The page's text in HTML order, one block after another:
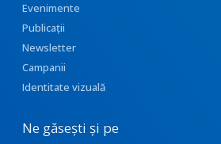
Evenimente
Publicații
Newsletter
Campanii
Identitate vizuală
Ne găsești și pe